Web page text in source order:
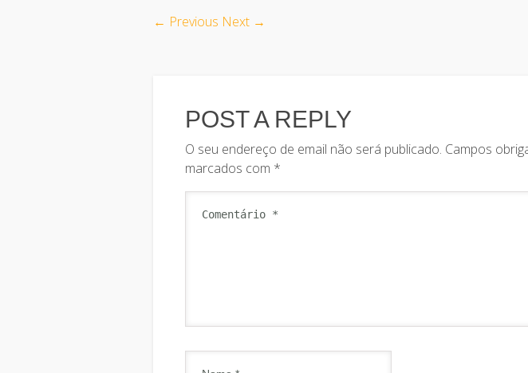
← Previous Next →
POST A REPLY
O seu endereço de email não será publicado. Campos
marcados com *